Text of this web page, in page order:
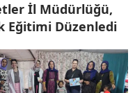
İl Müdürlüğü,
Eğitimi Düzenledi